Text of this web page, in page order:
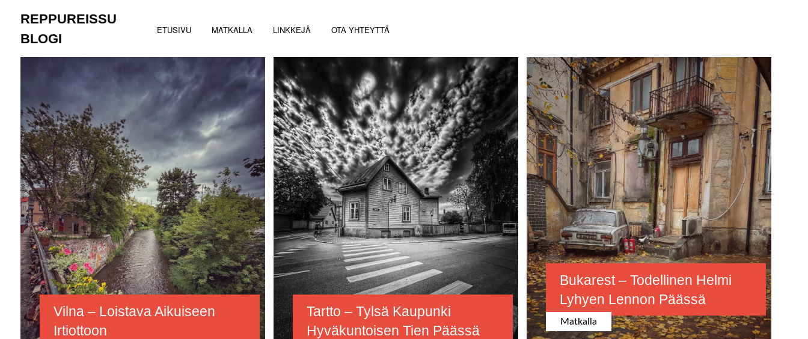
content
REPPUREISSU
BLOGI
ETUSIVU MATKALLA LINKKEJÄ OTA YHTEYTTÄ
Vilna – Loistava Aikuiseen
Irtiottoon
Tartto – Tylsä Kaupunki
Hyväkuntoisen Tien Päässä
Bukarest – Todellinen Helmi
Lyhyen Lennon Päässä
Matkalla